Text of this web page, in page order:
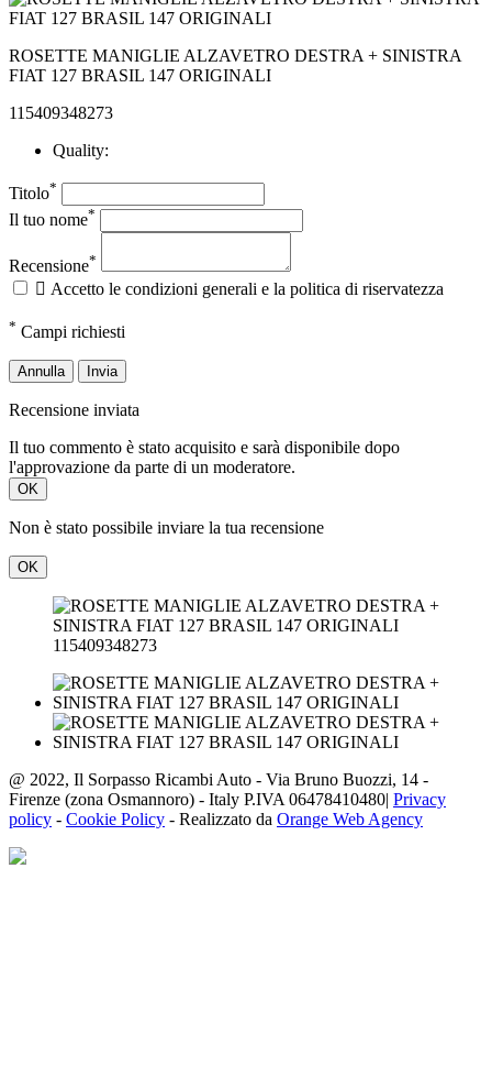
ROSETTE MANIGLIE ALZAVETRO DESTRA + SINISTRA
FIAT 127 BRASIL 147 ORIGINALI
115409348273
Quality:
Titolo*
Il tuo nome*
Recensione*
 Accetto le condizioni generali e la politica di riservatezza
* Campi richiesti
Annulla Invia
Recensione inviata
Il tuo commento è stato acquisito e sarà disponibile dopo
l'approvazione da parte di un moderatore.
OK
Non è stato possibile inviare la tua recensione
OK
115409348273
@ 2022, Il Sorpasso Ricambi Auto - Via Bruno Buozzi, 14 -
Firenze (zona Osmannoro) - Italy P.IVA 06478410480| Privacy
policy - Cookie Policy - Realizzato da Orange Web Agency